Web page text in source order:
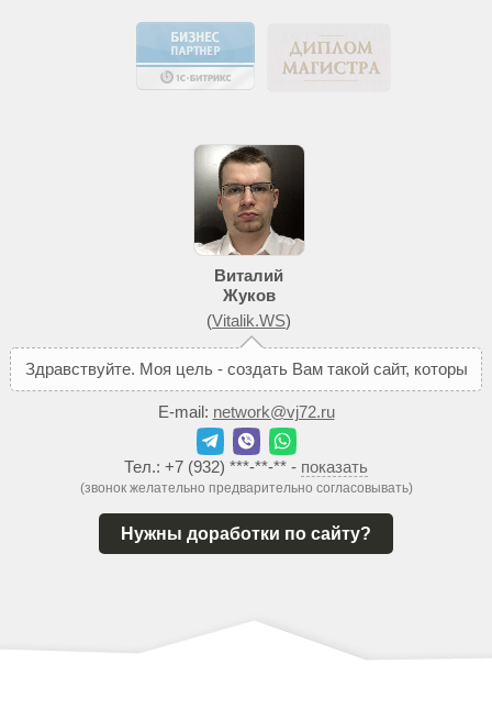
Виталий
Жуков
(Vitalik.WS)
Здравствуйте. Моя цель - создать Вам такой сайт,
который поможет д
E-mail:network@vj72.ru
Тел.:+7 (932) ***-**-**-показать
Нужны доработки по сайту?